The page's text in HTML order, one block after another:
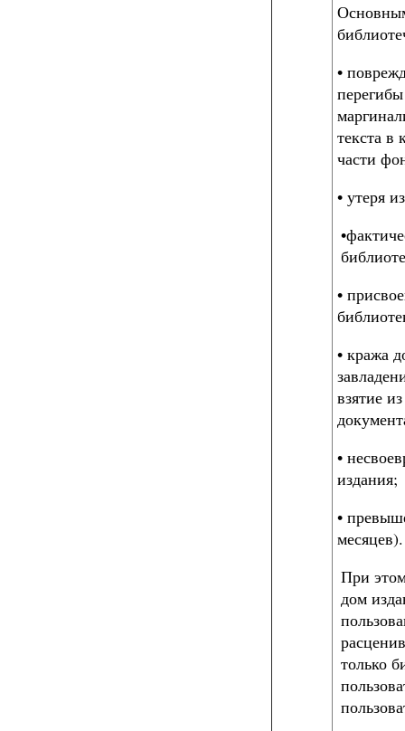
•
текста в
части
• утеря
•
• кража
взятие
•
издания;
•
месяцев).
При
дом
только